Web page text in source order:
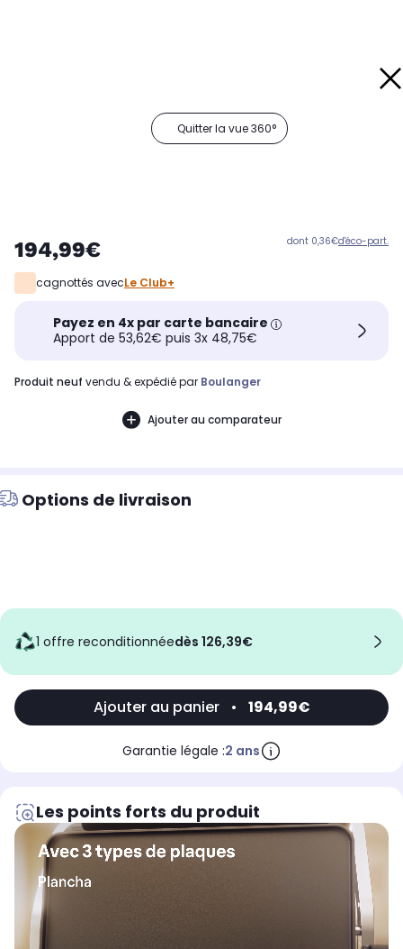
Quitter la vue 360°
194,99€ dont 0,36€d'éco-part.
cagnottés avecLe Club+
Payez en 4x par carte bancaire
Apport de 53,62€ puis 3x 48,75€
produit neuf vendu & expédié par Boulanger
Ajouter au comparateur
Options de livraison
1 offre reconditionnée dès 126,39€
Ajouter au panier • 194,99€
Garantie légale :2 ans
Les points forts du produit